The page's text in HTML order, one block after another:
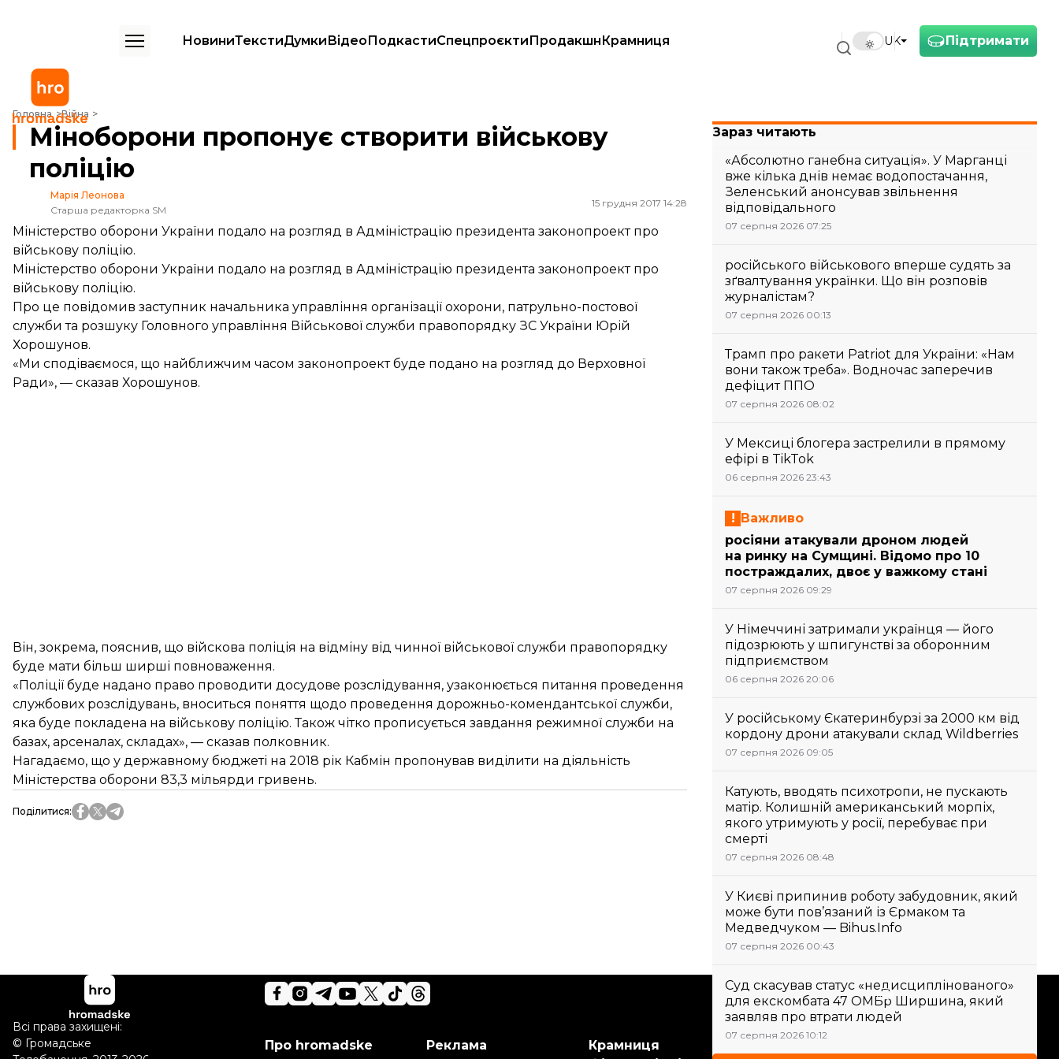
Підтримати
UK
НовиниТекстиДумкиВідеоПодкастиСпецпроєктиПродакшнКрамниця
Головна Війна
Міноборони пропонує створити військову поліцію
Міноборони пропонує створити військову
поліцію
Марія Леонова
Старша редакторка SM
15 грудня 2017 14:28
Міністерство оборони України подало на розгляд в Адміністрацію президента законопроект про
військову поліцію.
Міністерство оборони України подало на розгляд в Адміністрацію президента законопроект про
військову поліцію.
Про це повідомив заступник начальника управління організації охорони, патрульно-постової
служби та розшуку Головного управління Військової служби правопорядку ЗС України Юрій
Хорошунов.
«Ми сподіваємося, що найближчим часом законопроект буде подано на розгляд до Верховної
Ради», — сказав Хорошунов.
Він, зокрема, пояснив, що війскова поліція на відміну від чинної військової служби правопорядку
буде мати більш ширші повноваження.
«Поліції буде надано право проводити досудове розслідування, узаконюється питання проведення
службових розслідувань, вноситься поняття щодо проведення дорожньо-комендантської служби,
яка буде покладена на військову поліцію. Також чітко прописується завдання режимної служби на
базах, арсеналах, складах», — сказав полковник.
Нагадаємо, що у державному бюджеті на 2018 рік Кабмін пропонував виділити на діяльність
Міністерства оборони 83,3 мільярди гривень.
Поділитися:
Зараз читають
«Абсолютно ганебна ситуація». У Марганці
вже кілька днів немає водопостачання,
Зеленський анонсував звільнення
відповідального
07 серпня 2026 07:25
російського військового вперше судять за
зґвалтування українки. Що він розповів
журналістам?
07 серпня 2026 00:13
Трамп про ракети Patriot для України: «Нам
вони також треба». Водночас заперечив
дефіцит ППО
07 серпня 2026 08:02
У Мексиці блогера застрелили в прямому
ефірі в TikTok
06 серпня 2026 23:43
Важливо
росіяни атакували дроном людей
на ринку на Сумщині. Відомо про 10
постраждалих, двоє у важкому стані
07 серпня 2026 09:29
У Німеччині затримали українця — його
підозрюють у шпигунстві за оборонним
підприємством
06 серпня 2026 20:06
У російському Єкатеринбурзі за 2000 км від
кордону дрони атакували склад Wildberries
07 серпня 2026 09:05
Катують, вводять психотропи, не пускають
матір. Колишній американський морпіх,
якого утримують у росії, перебуває при
смерті
07 серпня 2026 08:48
У Києві припинив роботу забудовник, який
може бути пов’язаний із Єрмаком та
Медведчуком — Bihus.Info
07 серпня 2026 00:43
Суд скасував статус «недисциплінованого»
для екскомбата 47 ОМБр Ширшина, який
заявляв про втрати людей
07 серпня 2026 10:12
Підтримати
Про hromadske
Реклама
Крамниця
Всі права захищені:
© Громадське